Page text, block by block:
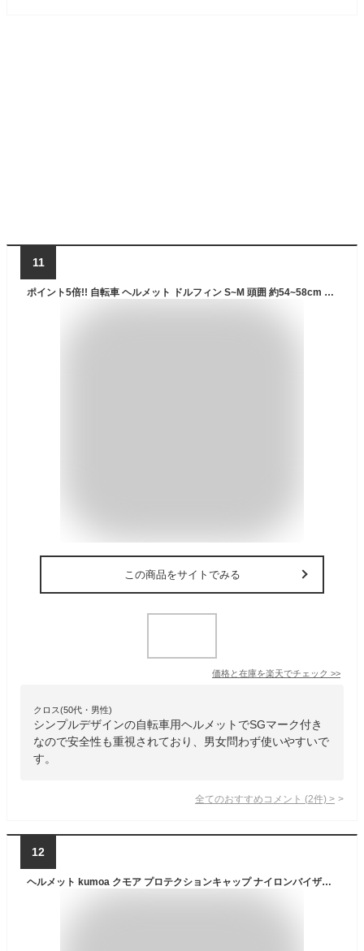
11
ポイント5倍!! 自転車 ヘルメット ドルフィン S~M 頭囲 約54~58cm 自転車ヘルメット 自転車用ヘルメット 自転車用ヘルメット女性用 SGマーク付 自転車通学 軽量 通学ヘルメット 通学用ヘルメット 中学生 高校生 SG規格合格品 日本製 シンプル クミカ工業 dolphin KG005 KM
この商品をサイトでみる
価格と在庫を楽天でチェック >>
クロス(50代・男性)
シンプルデザインの自転車用ヘルメットでSGマーク付き
なので安全性も重視されており、男女問わず使いやすいで
す。
全てのおすすめコメント (2件) >
12
ヘルメット kumoa クモア プロテクションキャップ ナイロンバイザー 自転車 保護帽 大人用 軽量 メンズ レディース 無地 シンプル スケボー スノーボード スポーツ 日本製